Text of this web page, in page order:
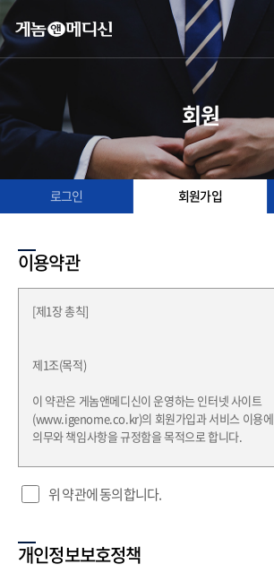
회원
로그인 회원가입
이용약관
위 약관에 동의합니다.
개인정보보호정책